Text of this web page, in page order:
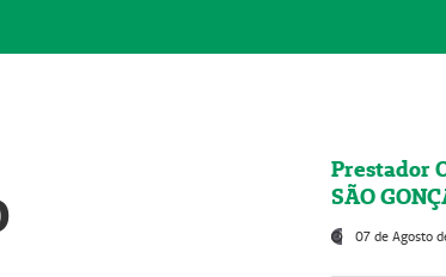
Prestador
SÃO
07 de Agosto